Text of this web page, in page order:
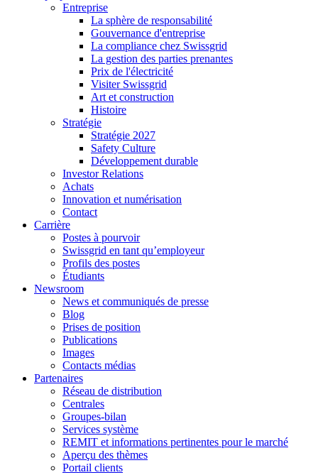
Entreprise
La sphère de responsabilité
Gouvernance d'entreprise
La compliance chez Swissgrid
La gestion des parties prenantes
Prix de l'électricité
Visiter Swissgrid
Art et construction
Histoire
Stratégie
Stratégie 2027
Safety Culture
Développement durable
Investor Relations
Achats
Innovation et numérisation
Contact
Carrière
Postes à pourvoir
Swissgrid en tant qu’employeur
Profils des postes
Étudiants
Newsroom
News et communiqués de presse
Blog
Prises de position
Publications
Images
Contacts médias
Partenaires
Réseau de distribution
Centrales
Groupes-bilan
Services système
REMIT et informations pertinentes pour le marché
Aperçu des thèmes
Portail clients